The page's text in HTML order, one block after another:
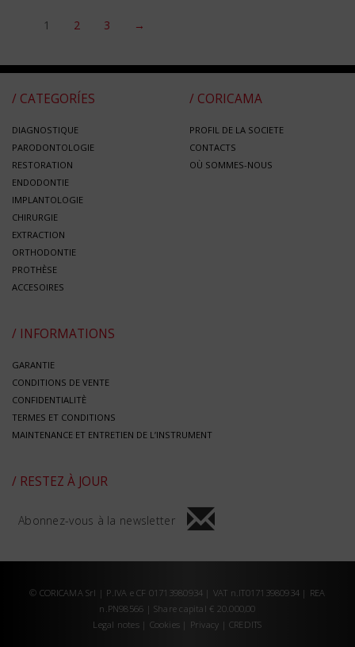
1 2 3 →
/ CATEGORÍES
DIAGNOSTIQUE
PARODONTOLOGIE
RESTORATION
ENDODONTIE
IMPLANTOLOGIE
CHIRURGIE
EXTRACTION
ORTHODONTIE
PROTHÈSE
ACCESOIRES
/ CORICAMA
PROFIL DE LA SOCIETE
CONTACTS
OÙ SOMMES-NOUS
/ INFORMATIONS
GARANTIE
CONDITIONS DE VENTE
CONFIDENTIALITÈ
TERMES ET CONDITIONS
MAINTENANCE ET ENTRETIEN DE L’INSTRUMENT
/ RESTEZ À JOUR
Abonnez-vous à la newsletter
© CORICAMA Srl | P.IVA e CF 01713980934 | VAT n.IT01713980934 | REA
n.PN98566 | Share capital € 20.000,00
Legal notes | Cookies | Privacy |CREDITS